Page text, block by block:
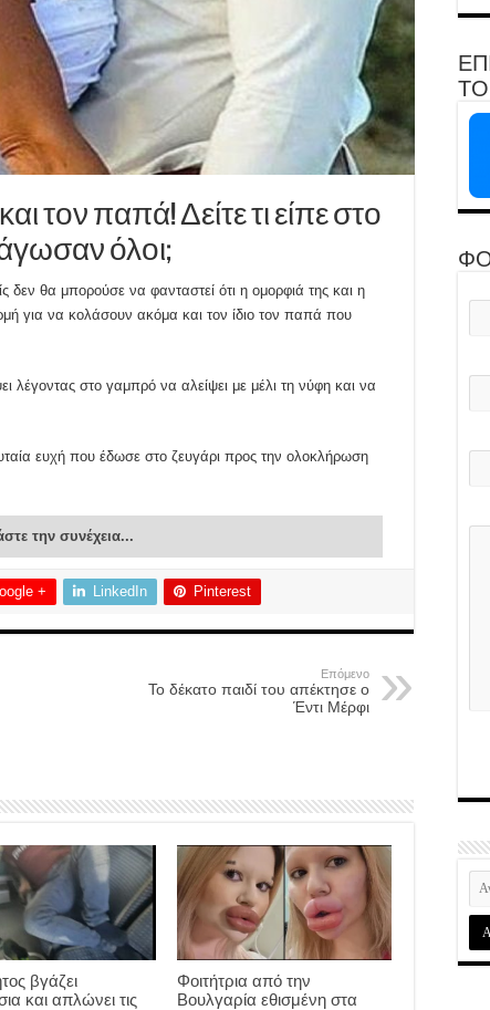
τον παπά! Δείτε τι είπε στο
όλοι;
θα μπορούσε να φανταστεί ότι η ομορφιά της και η
για να κολάσουν ακόμα και τον ίδιο τον παπά που
λέγοντας στο γαμπρό να αλείψει με μέλι τη νύφη και να
ευχή που έδωσε στο ζευγάρι προς την ολοκλήρωση
την συνέχεια...
+ LinkedIn Pinterest
Επόμενο
Το δέκατο παιδί του απέκτησε ο
Έντι Μέρφι
βγάζει
και απλώνει τις
Φοιτήτρια από την
Βουλγαρία εθισμένη στα
ΤΟ